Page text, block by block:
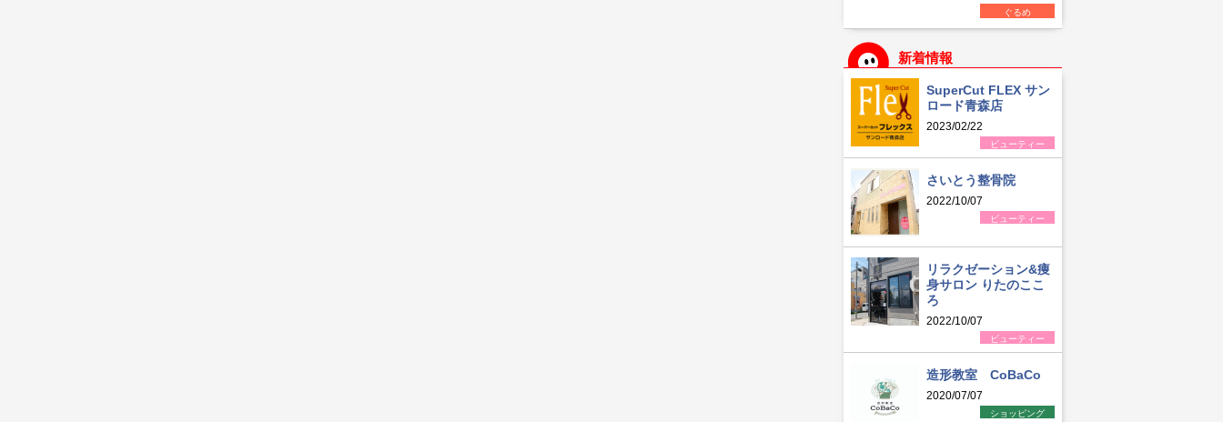
ぐるめ
新着情報
SuperCut FLEX サン
ロード青森店
2023/02/22
ビューティー
さいとう整骨院
2022/10/07
ビューティー
リラクゼーション&痩
身サロン りたのここ
ろ
2022/10/07
ビューティー
造形教室 CoBaCo
2020/07/07
ショッピング